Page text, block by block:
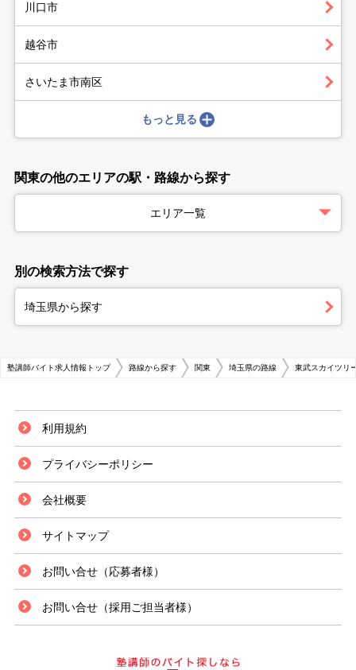
川口市
越谷市
さいたま市南区
もっと見る
関東の他のエリアの駅・路線から探す
エリア一覧
別の検索方法で探す
埼玉県から探す
塾講師バイト求人情報トップ 路線から探す 関東 埼玉県の路線 東武スカイツリ
利用規約
プライバシーポリシー
会社概要
サイトマップ
お問い合せ（応募者様）
お問い合せ（採用ご担当者様）